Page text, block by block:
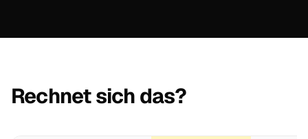
Rechnet sich das?